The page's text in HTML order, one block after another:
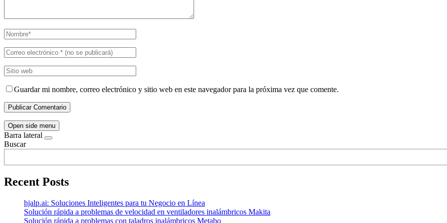
Guardar mi nombre, correo electrónico y sitio web en este navegador para la próxima vez que comente.
Open side menu
Barra lateral
Buscar
Recent Posts
hjalp.ai: Soluciones Inteligentes para tu Negocio en Línea
Solución rápida a problemas de velocidad en ventiladores inalámbricos Makita
Solución rápida a problemas con taladros inalámbricos Metabo